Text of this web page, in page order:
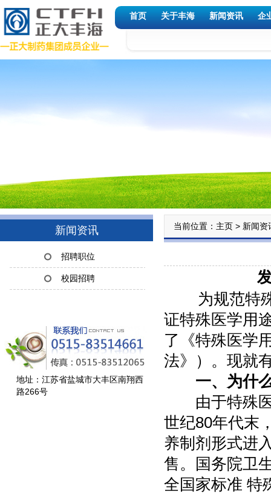
首页 关于丰海 新闻资讯 企
新闻资讯
招聘职位
校园招聘
地址：江苏省盐城市大丰区南翔西
路266号
当前位置： 主页 > 新闻资
为规范特殊
证特殊医学用
了《特殊医学
法》）。现就
一、为什
由于特殊医
世纪80年代末
养制剂形式进
售。国务院卫
全国家标准 特